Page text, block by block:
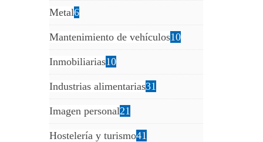
Metal6
Mantenimiento de vehículos10
Inmobiliarias10
Industrias alimentarias31
Imagen personal21
Hostelería y turismo41